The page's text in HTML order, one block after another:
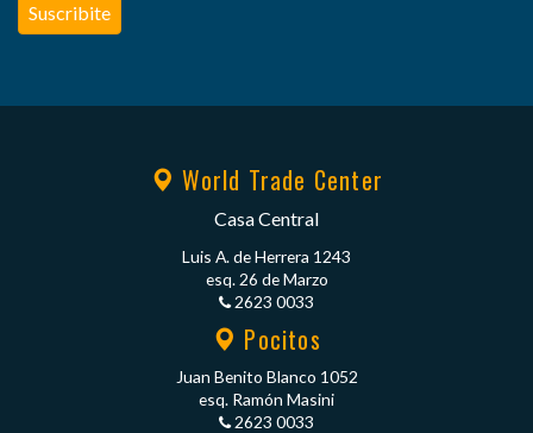
Suscribite
World Trade Center
Casa Central
Luis A. de Herrera 1243
esq. 26 de Marzo
2623 0033
Pocitos
Juan Benito Blanco 1052
esq. Ramón Masini
2623 0033